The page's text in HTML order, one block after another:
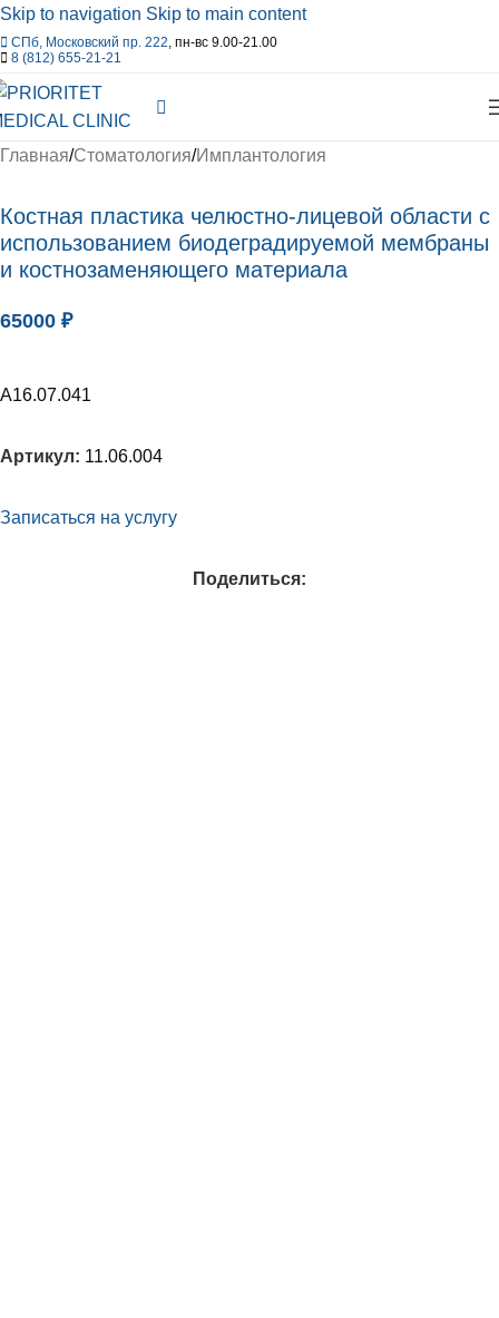
Skip to navigation Skip to main content
СПб, Московский пр. 222, пн-вс 9.00-21.00
8 (812) 655-21-21
Главная/Стоматология/Имплантология
Костная пластика челюстно-лицевой области с
использованием биодеградируемой мембраны
и костнозаменяющего материала
65000 ₽
А16.07.041
Артикул: 11.06.004
Записаться на услугу
Поделиться: